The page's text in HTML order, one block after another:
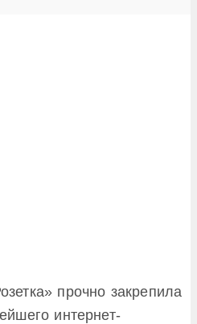
прочно закрепила
интернет-